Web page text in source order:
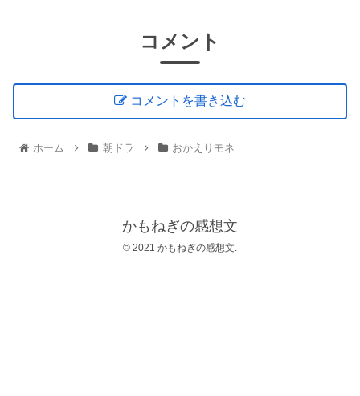
コメント
コメントを書き込む
ホーム 朝ドラ おかえりモネ
かもねぎの感想文
© 2021 かもねぎの感想文.